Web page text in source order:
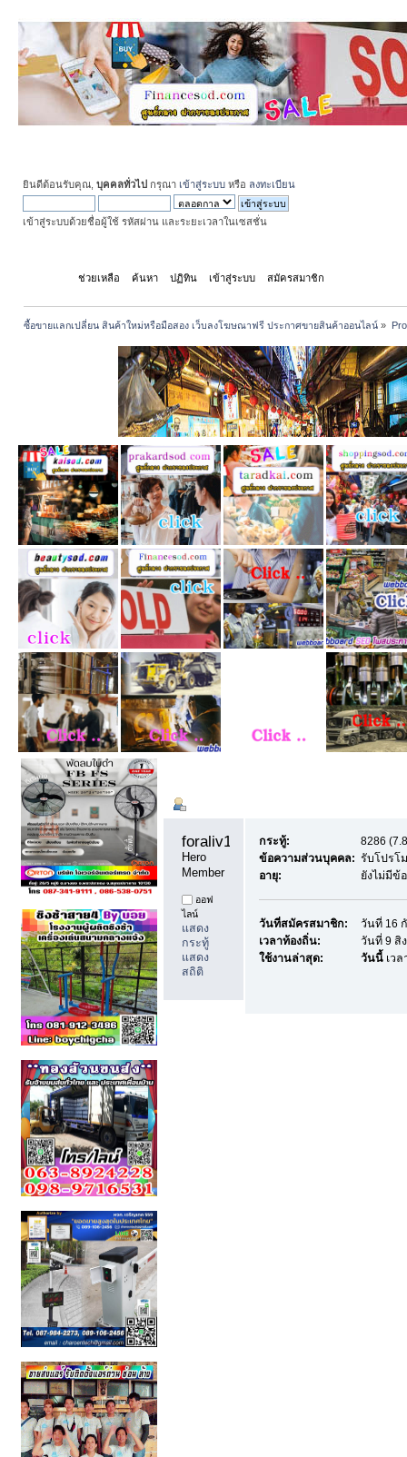
ยินดีต้อนรับคุณ, บุคคลทั่วไป กรุณา เข้าสู่ระบบ หรือ ลงทะเบียน
เข้าสู่ระบบด้วยชื่อผู้ใช้ รหัสผ่าน และระยะเวลาในเซสชั่น
ช่วยเหลือ ค้นหา ปฏิทิน เข้าสู่ระบบ สมัครสมาชิก
ซื้อขายแลกเปลี่ยน สินค้าใหม่หรือมือสอง เว็บลงโฆษณาฟรี ประกาศขายสินค้าออนไลน์ »
Hero
Member
ออฟ
ไลน์
แสดง
กระทู้
แสดง
สถิติ
กระทู้:
8286
ข้อความส่วนบุคคล: รับโปรโ
อายุ:
ยังไม่มีข้
วันที่สมัครสมาชิก:
วันที่ 16
เวลาท้องถิ่น:
วันที่ 9 สิ
ใช้งานล่าสุด:
วันนี้เวล